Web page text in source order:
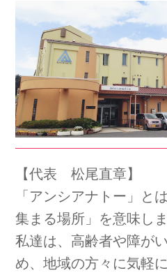
紹介会社を使うメ
介護・看護の
利用者
支店連絡
【代表 松尾直章】
「アンシアナトー」と
集まる場所」を意味しま
私達は、高齢者や障が
め、地域の方々に気軽